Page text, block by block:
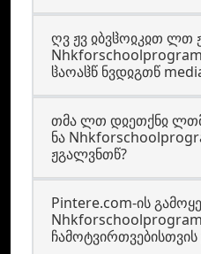
ღვ ჟვ ჲბვჱოჲკჲთ ლთ
ჱაოაჱწ ნვდჲგთწ
თმა ლთ დჲეთქნჲ
ნა
ჟგალვნთწ?
Pintere.com-ის